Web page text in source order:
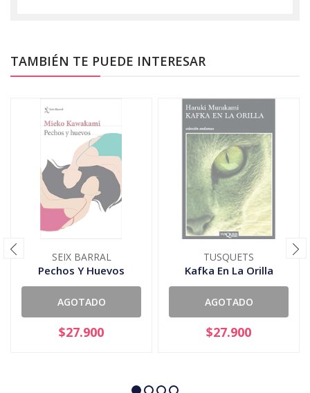
TAMBIÉN TE PUEDE INTERESAR
SEIX BARRAL
Pechos Y Huevos
AGOTADO
$27.900
TUSQUETS
Kafka En La Orilla
AGOTADO
$27.900